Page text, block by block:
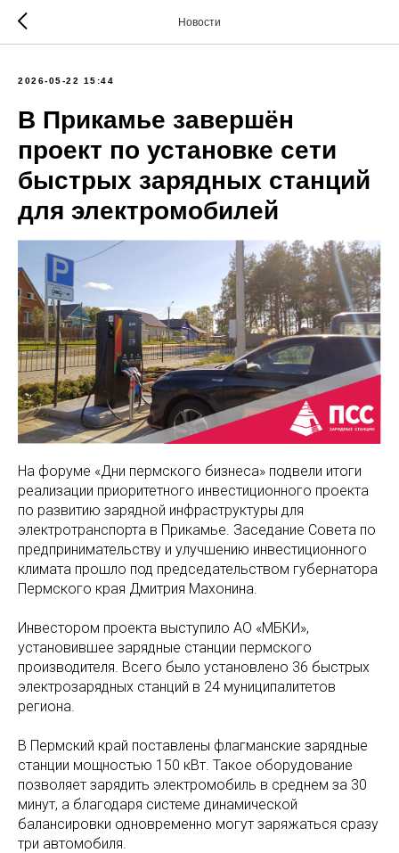
Новости
2026-05-22 15:44
В Прикамье завершён
проект по установке сети
быстрых зарядных станций
для электромобилей
На форуме «Дни пермского бизнеса» подвели итоги
реализации приоритетного инвестиционного проекта
по развитию зарядной инфраструктуры для
электротранспорта в Прикамье. Заседание Совета по
предпринимательству и улучшению инвестиционного
климата прошло под председательством губернатора
Пермского края Дмитрия Махонина.
Инвестором проекта выступило АО «МБКИ»,
установившее зарядные станции пермского
производителя. Всего было установлено 36 быстрых
электрозарядных станций в 24 муниципалитетов
региона.
В Пермский край поставлены флагманские зарядные
станции мощностью 150 кВт. Такое оборудование
позволяет зарядить электромобиль в среднем за 30
минут, а благодаря системе динамической
балансировки одновременно могут заряжаться сразу
три автомобиля.